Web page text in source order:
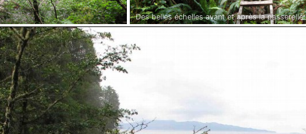
Des belles échelles avant et après la passerelle.